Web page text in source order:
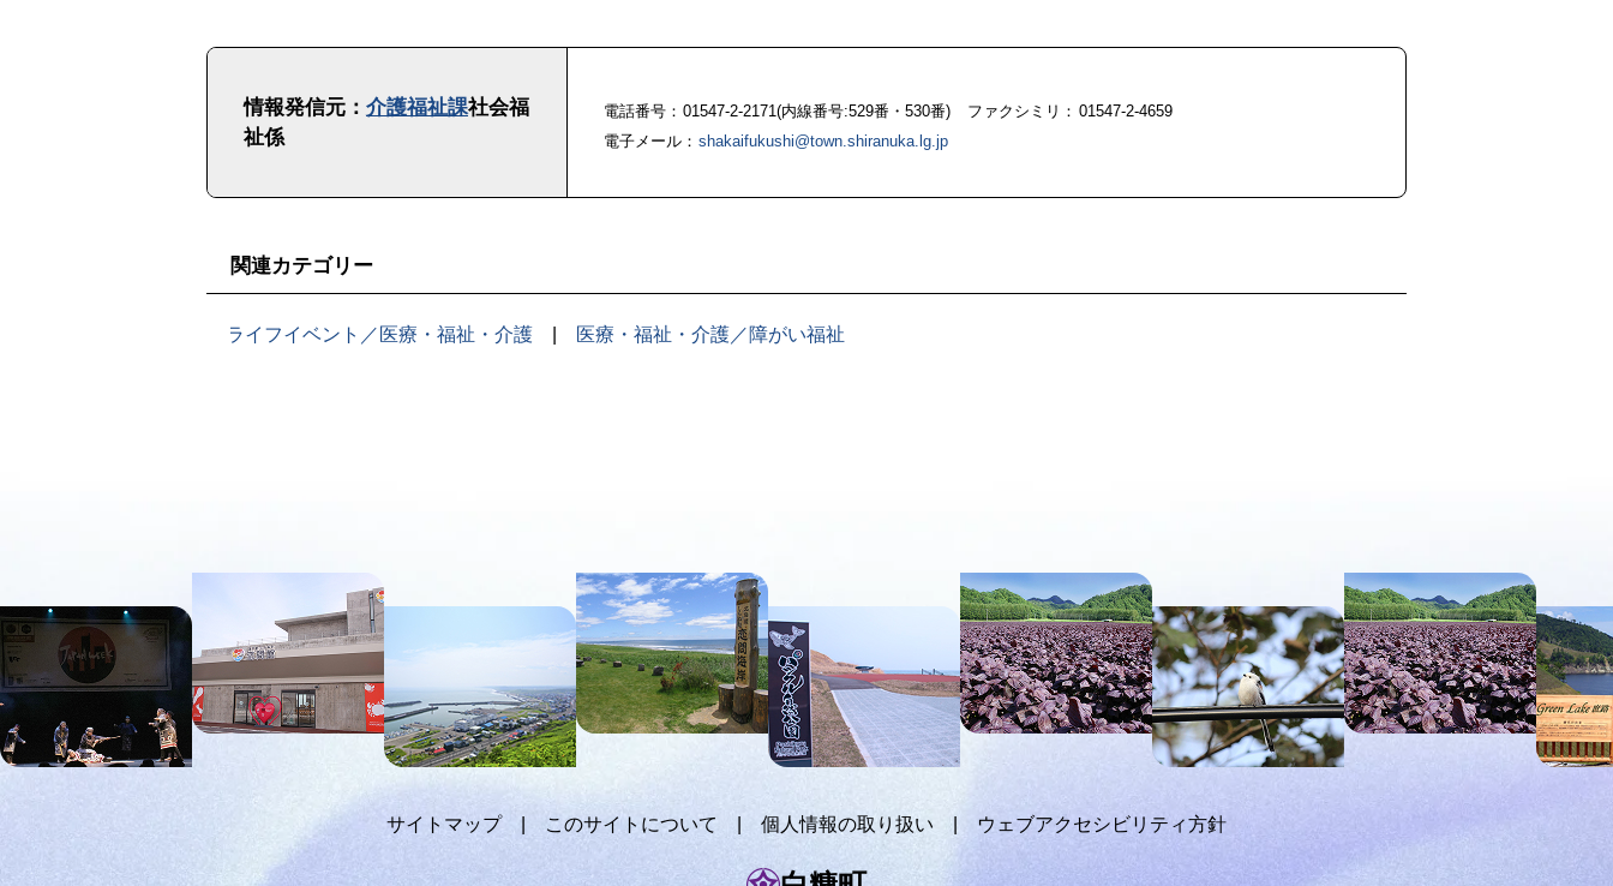
ト
情報発信元： 介護福祉課社会福
祉係
電話番号 01547-2-2171(内線番号:529番・530番) ファクシミリ
01547-2-4659
電子メール
shakaifukushi@town.shiranuka.lg.jp
関連カテゴリー
ライフイベント／医療・福祉・介護 医療・福祉・介護／障がい福祉
へ
メ
ニ
ュ
ー
へ
サイトマップ このサイトについて 個人情報の取り扱い ウェブアクセシビリティ方針